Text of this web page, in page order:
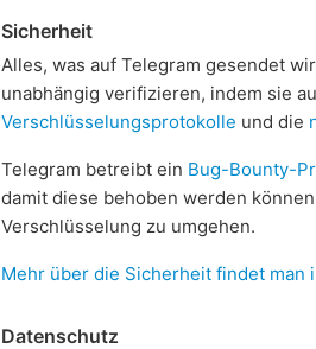
Sicherheit
Alles, was auf Telegram gesendet
unabhängig verifizieren, indem sie
Verschlüsselungsprotokolle und die
Telegram betreibt ein Bug-Bounty-
damit diese behoben werden
Verschlüsselung zu umgehen.
Mehr über die Sicherheit findet man
Datenschutz